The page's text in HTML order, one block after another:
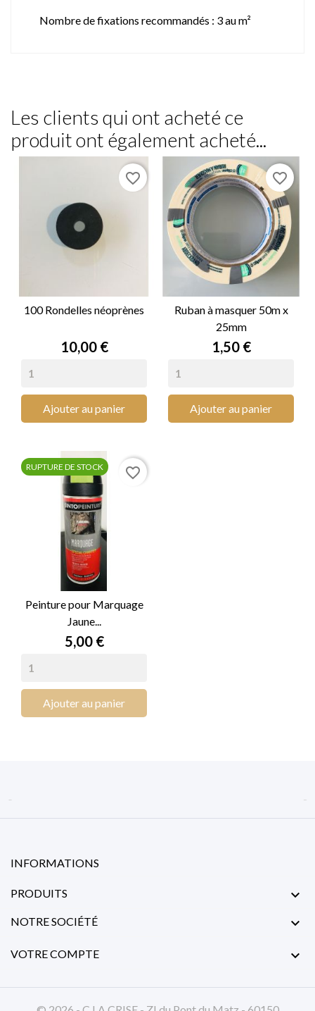
Nombre de fixations recommandés : 3 au m²
Les clients qui ont acheté ce
produit ont également acheté...
100 Rondelles néoprènes
Prix
10,00 €
Ajouter au panier
favorite_border
Ruban à masquer 50m x
25mm
Prix
1,50 €
Ajouter au panier
favorite_border
Peinture pour Marquage
Jaune...
Prix
5,00 €
Ajouter au panier
RUPTURE DE STOCK favorite_border
 
INFORMATIONS
PRODUITS 
NOTRE SOCIÉTÉ 
VOTRE COMPTE 